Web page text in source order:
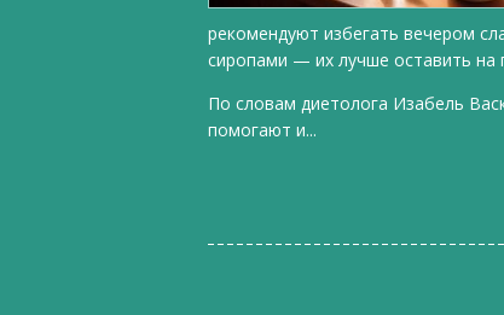
рекомендуют избегать вечером
сиропами — их лучше оставить на
По словам диетолога Изабель
помогают и...